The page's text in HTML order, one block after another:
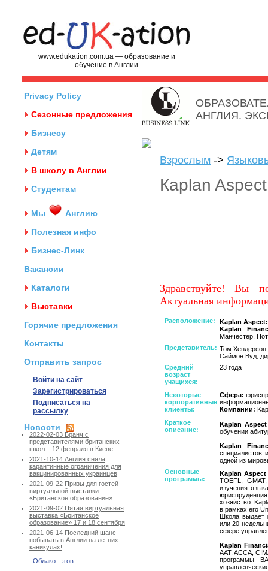
www.edukation.com.ua — образование и
обучение в Англии
Privacy Policy
Сезонные предложения
Бизнесу
Детям
В школу в Англии
Студентам
Мы
Англию
Полезная инфо
Бизнес-Линк
Вакансии
Каталоги
Выставки
Горячие предложения
Контакты
Отправить запрос
Войти на сайт
Зарегистрироваться
Подписаться на
рассылку
Новости
2022-02-03 Бранч с
представителями британских
школ – 12 февраля в Киеве
2021-10-14 Англия сняла
карантинные ограничения для
вакцинированных украинцев
2021-09-22 Призы для гостей
виртуальной выставки
«Британское образование»
2021-09-02 Пятая виртуальная
выставка «Британское
образование» 17 и 18 сентября
2021-06-14 Последний шанс
побывать в Англии на летних
каникулах!
Облако тэгов
АНГЛИЯ.
Взрослым ->
Кaplan
Здравствуйте! Вы
Актуальная
Расположение:
Kaplan Aspect:
Kaplan
Манчестер,
Представитель: Том
Саймон Вуд,
Средний
возраст
учащихся:
23 года
Некоторые
корпоративные
клиенты:
Сфера:
Компании:
Краткое
описание:
Kaplan
обучении
Kaplan
специалистов
одной из
Основные
программы:
Kaplan Aspect
TOEFL,
изучения
хозяйство.
в рамках его
Школа выдает
или 20-
сфере
Kaplan
AAT, ACCA,
программы